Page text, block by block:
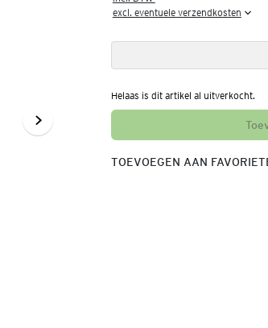
excl. eventuele verzendkosten
Helaas is dit artikel al uitverkocht.
TOEVOEGEN AAN